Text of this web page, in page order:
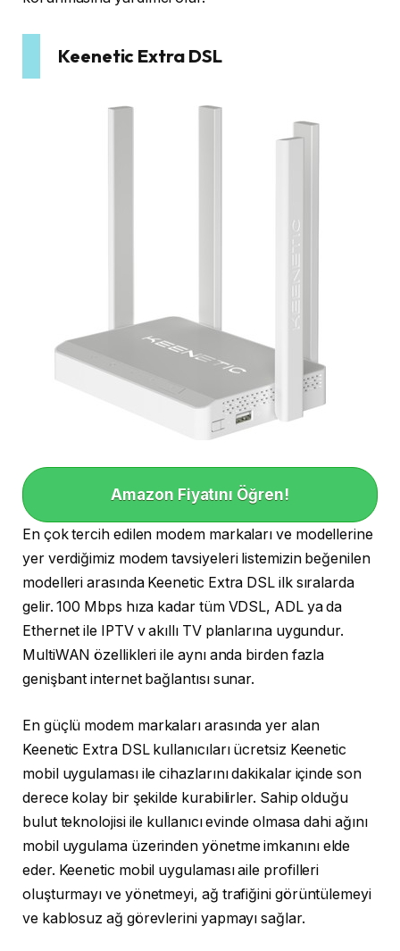
Keenetic Extra DSL
Amazon Fiyatını Öğren!
En çok tercih edilen modem markaları ve modellerine
yer verdiğimiz modem tavsiyeleri listemizin beğenilen
modelleri arasında Keenetic Extra DSL ilk sıralarda
gelir. 100 Mbps hıza kadar tüm VDSL, ADL ya da
Ethernet ile IPTV v akıllı TV planlarına uygundur.
MultiWAN özellikleri ile aynı anda birden fazla
genişbant internet bağlantısı sunar.
En güçlü modem markaları arasında yer alan
Keenetic Extra DSL kullanıcıları ücretsiz Keenetic
mobil uygulaması ile cihazlarını dakikalar içinde son
derece kolay bir şekilde kurabilirler. Sahip olduğu
bulut teknolojisi ile kullanıcı evinde olmasa dahi ağını
mobil uygulama üzerinden yönetme imkanını elde
eder. Keenetic mobil uygulaması aile profilleri
oluşturmayı ve yönetmeyi, ağ trafiğini görüntülemeyi
ve kablosuz ağ görevlerini yapmayı sağlar.